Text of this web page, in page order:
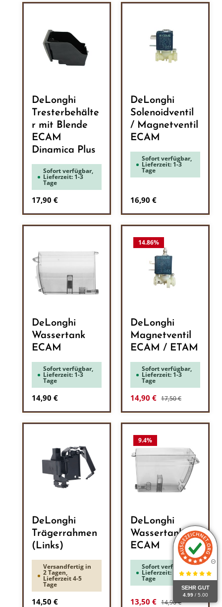
SEHR GUT
4.99 / 5.00
DeLonghi
Tresterbehälte
r mit Blende
ECAM
Dinamica Plus
Sofort verfügbar,
Lieferzeit: 1-3
Tage
Regulärer Preis:
17,90 €
DeLonghi
Solenoidventil
/ Magnetventil
ECAM
Sofort verfügbar,
Lieferzeit: 1-3
Tage
Regulärer Preis:
16,90 €
DeLonghi
Wassertank
ECAM
Sofort verfügbar,
Lieferzeit: 1-3
Tage
Regulärer Preis:
14,90 €
14.86%
DeLonghi
Magnetventil
ECAM / ETAM
Sofort verfügbar,
Lieferzeit: 1-3
Tage
Verkaufspreis:
14,90 € Regulärer Preis:
17,50 €
DeLonghi
Trägerrahmen
(Links)
Versandfertig in
2 Tagen,
Lieferzeit 4-5
Tage
Regulärer Preis:
14,50 €
9.4%
DeLonghi
Wassertank
ECAM
Sofort verfügbar,
Lieferzeit: 1-3
Tage
Verkaufspreis:
13,50 € Regulärer Preis:
14,90 €